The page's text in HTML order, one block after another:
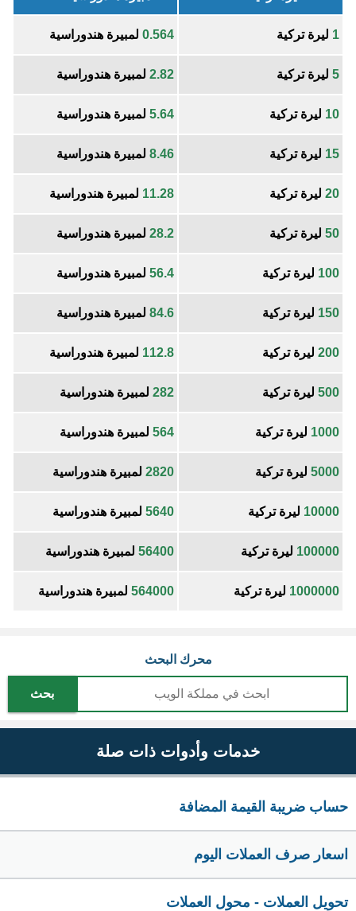
1 ليرة تركية 0.564 لمبيرة هندوراسية
5 ليرة تركية 2.82 لمبيرة هندوراسية
10 ليرة تركية 5.64 لمبيرة هندوراسية
15 ليرة تركية 8.46 لمبيرة هندوراسية
20 ليرة تركية 11.28 لمبيرة هندوراسية
50 ليرة تركية 28.2 لمبيرة هندوراسية
100 ليرة تركية 56.4 لمبيرة هندوراسية
150 ليرة تركية 84.6 لمبيرة هندوراسية
200 ليرة تركية 112.8 لمبيرة هندوراسية
500 ليرة تركية 282 لمبيرة هندوراسية
1000 ليرة تركية 564 لمبيرة هندوراسية
5000 ليرة تركية 2820 لمبيرة هندوراسية
10000 ليرة تركية 5640 لمبيرة هندوراسية
100000 ليرة تركية 56400 لمبيرة هندوراسية
1000000 ليرة تركية 564000 لمبيرة هندوراسية
محرك البحث
بحث
خدمات وأدوات ذات صلة
حساب ضريبة القيمة المضافة
اسعار صرف العملات اليوم
تحويل العملات - محول العملات